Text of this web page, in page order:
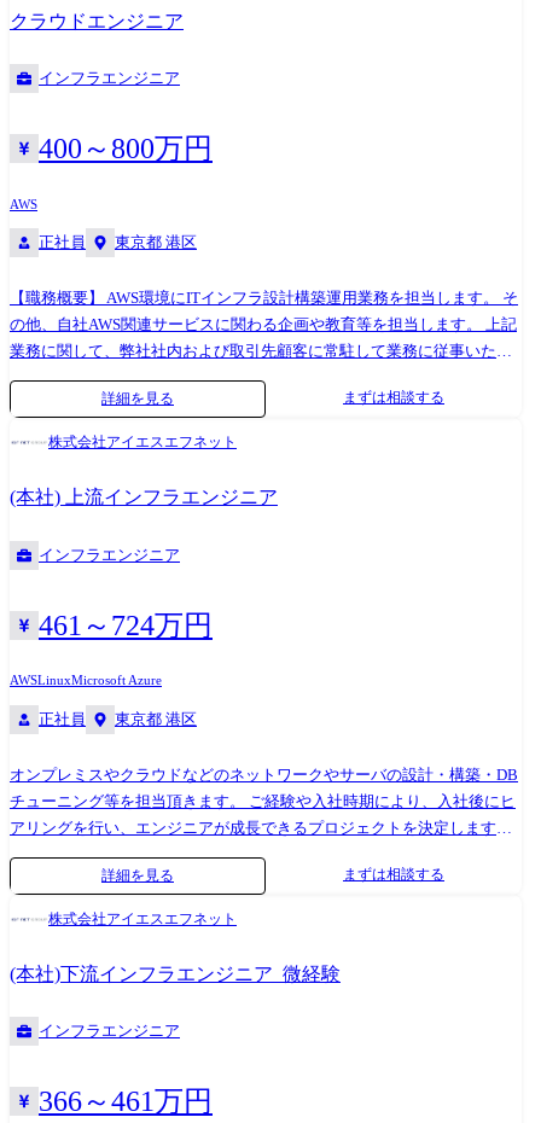
これらのプロジェクトにおいては、OSSの技術(Spark,Hadoop,k8sなど)や
パブリッククラウドのサービス(EC2,EKS,EMRなど)フル活用し、より先
進性が高く、効率的なシステム全体のアーキテクチャの設計、検証、構
エンジニアを担っていただきます。 ※意向・適正を互い擦り合わせ可能
です。 ●PJT事例 トヨタ社×NTTグループのコネクティッドカー分野の連
クラウドエンジニア
インフラエンジニア
400～800万円
AWS
正社員 東京都 港区
【職務概要】 AWS環境にITインフラ設計構築運用業務を担当します。 そ
の他、自社AWS関連サービスに関わる企画や教育等を担当します。 上記
業務に関して、弊社社内および取引先顧客に常駐して業務に従事いただ
きます。 ●AWS環境におけるシステム移行に伴う設計構築業務 ●AWS環
境におけるシステム運用、保守業務 ●AWS環境に関するシステム提案お
よびコンサルティング業務 ●AWS関連するソリューションサービスの企
ンツ作成、トレーナー 【主な取引先企業】 大手ITハードウェアベンダー
様, データベースベンダー様, 機電系システム子会社様, 大手ITコンサルテ
ィング企業様, 通信事業社様, 大手メーカー様, 商社系SIer様, 独立系SIer様
など大手企業を含む多彩な顧客を抱えております。
詳細を見る まずは相談する
株式会社アイエスエフネット
(本社) 上流インフラエンジニア
インフラエンジニア
461～724万円
AWSLinuxMicrosoft Azure
正社員 東京都 港区
オンプレミスやクラウドなどのネットワークやサーバの設計・構築・DB
チューニング等を担当頂きます。 ご経験や入社時期により、入社後にヒ
アリングを行い、エンジニアが成長できるプロジェクトを決定します。
大手企業での就業が多く、運用系の案件は数年単位の長期に及びます。
データセンターの移転に関するプロジェクトや、ハード機器メーカーか
ストなどキャリアアップ可能な環境です。 ●サーバ/セキュリティ導入…
LinuxによるDNSサーバ統一、 ●更改機器に搭載するバージョンのジョブ
管理システムの検証環境構築 ●官公庁向けストレージ製品構築 ●SaaS型
監視サービスやバックアップサービス等の維持運用業務 ●大手自動車メ
リューションでの運用監視(70名体制) ●大手金融機関でのオンラインシス
詳細を見る まずは相談する
株式会社アイエスエフネット
(本社)下流インフラエンジニア_微経験
インフラエンジニア
366～461万円